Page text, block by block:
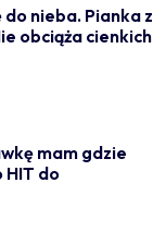
do nieba. Pianka z
obciąża cienkich
mam gdzie
HIT do